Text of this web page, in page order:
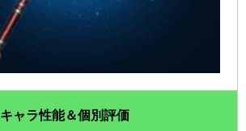
キャラ性能＆個別評価